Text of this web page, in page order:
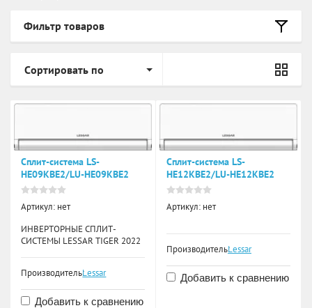
Фильтр товаров
Сортировать по
Сплит-система LS-
HE09KBE2/LU-HE09KBE2
Артикул: нет
ИНВЕРТОРНЫЕ СПЛИТ-
СИСТЕМЫ LESSAR TIGER 2022
Производитель:Lessar
Добавить к сравнению
Сплит-система LS-
HE12KBE2/LU-HE12KBE2
Артикул:нет
Производитель:Lessar
Добавить к сравнению